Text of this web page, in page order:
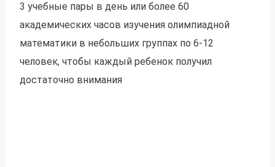
3 учебные пары в день или более 60
академических часов изучения олимпиадной
математики в небольших группах по 6-12
человек, чтобы каждый ребенок получил
достаточно внимания